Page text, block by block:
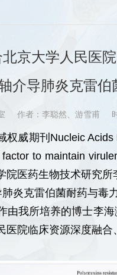
京大学人民医
介导肺炎克雷
作者：李聪然、游雪甫
权威期刊 Nucleic Acids
to maintain
院医药生物技术研究所
炎克雷伯菌耐药与毒
由我所培养的博士李
院临床资源深度融合